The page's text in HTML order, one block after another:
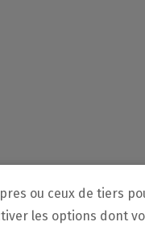
ou ceux de tiers
les options dont